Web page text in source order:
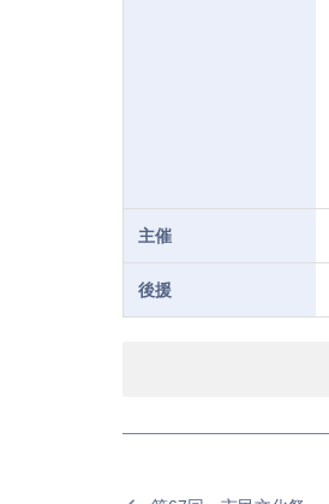
主催
後援